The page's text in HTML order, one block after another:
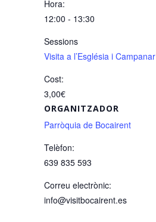
Hora:
12:00 - 13:30
Sessions
Visita a l’Església i Campanar
Cost:
3,00€
ORGANITZADOR
Parròquia de Bocairent
Telèfon:
639 835 593
Correu electrònic:
info@visitbocairent.es